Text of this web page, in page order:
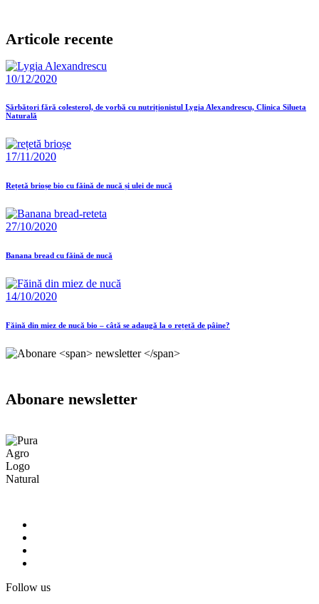
Articole recente
10/12/2020
Sărbători fără colesterol, de vorbă cu nutriționistul Lygia Alexandrescu, Clinica Silueta
Naturală
17/11/2020
Rețetă brioșe bio cu făină de nucă și ulei de nucă
27/10/2020
Banana bread cu făină de nucă
14/10/2020
Făină din miez de nucă bio – câtă se adaugă la o rețetă de pâine?
Abonare newsletter
Follow us